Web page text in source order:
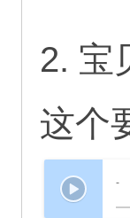
2. 宝
这个
-